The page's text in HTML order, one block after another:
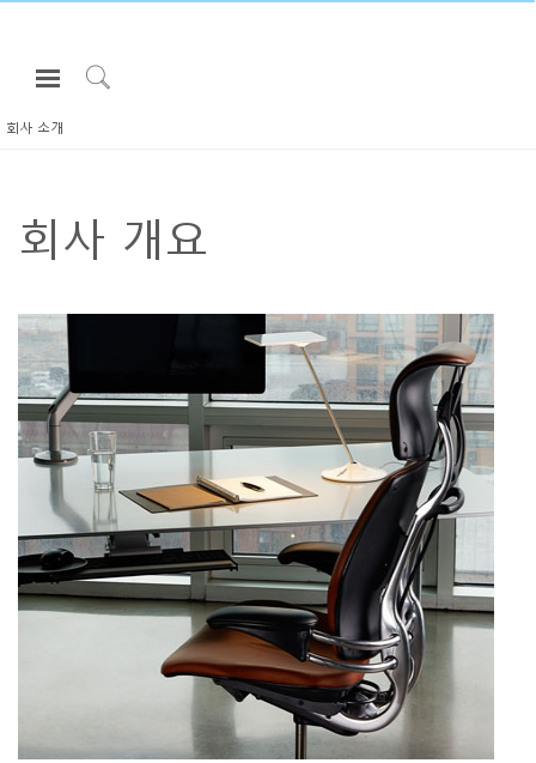
Open
Navigation
Menu
로그인 또는 가입하기
인체공학
회사 소개
고객센터
Partners
고객지원
쇼룸
지역 설정
Opens
Opens
to
Opens
to
Opens
to
Instagram
Opens
to
Humanscale
Blog
Opens
to
Pinterest
Opens
to
YouTube
회사 소개
회사 개요